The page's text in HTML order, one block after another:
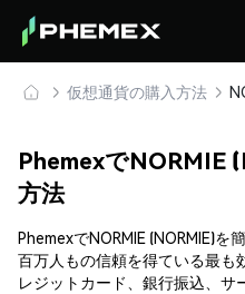
仮想通貨の購入方法
PhemexでNORMIE
方法
PhemexでNORMIE (NORMIE)
百万人もの信頼を得ている最も
レジットカード、銀行振込、サ